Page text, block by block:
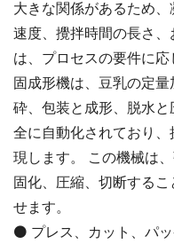
大きな関係があるため
速度、攪拌時間の長さ
は、プロセスの要件に
固成形機は、豆乳の定
砕、包装と成形、脱水
全に自動化されており
現します。 この機械は
固化、圧縮、切断する
せます。
⚫️ プレス、カット、パ